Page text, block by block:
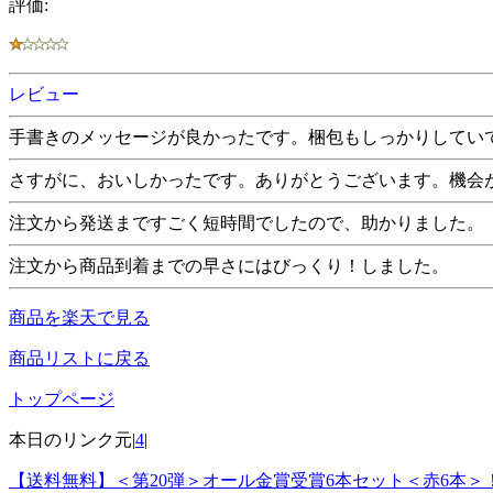
評価:
レビュー
手書きのメッセージが良かったです。梱包もしっかりして
さすがに、おいしかったです。ありがとうございます。機
注文から発送まですごく短時間でしたので、助かりました。
注文から商品到着までの早さにはびっくり！しました。
商品を楽天で見る
商品リストに戻る
トップページ
本日のリンク元|4|
【送料無料】＜第20弾＞オール金賞受賞6本セット＜赤6本